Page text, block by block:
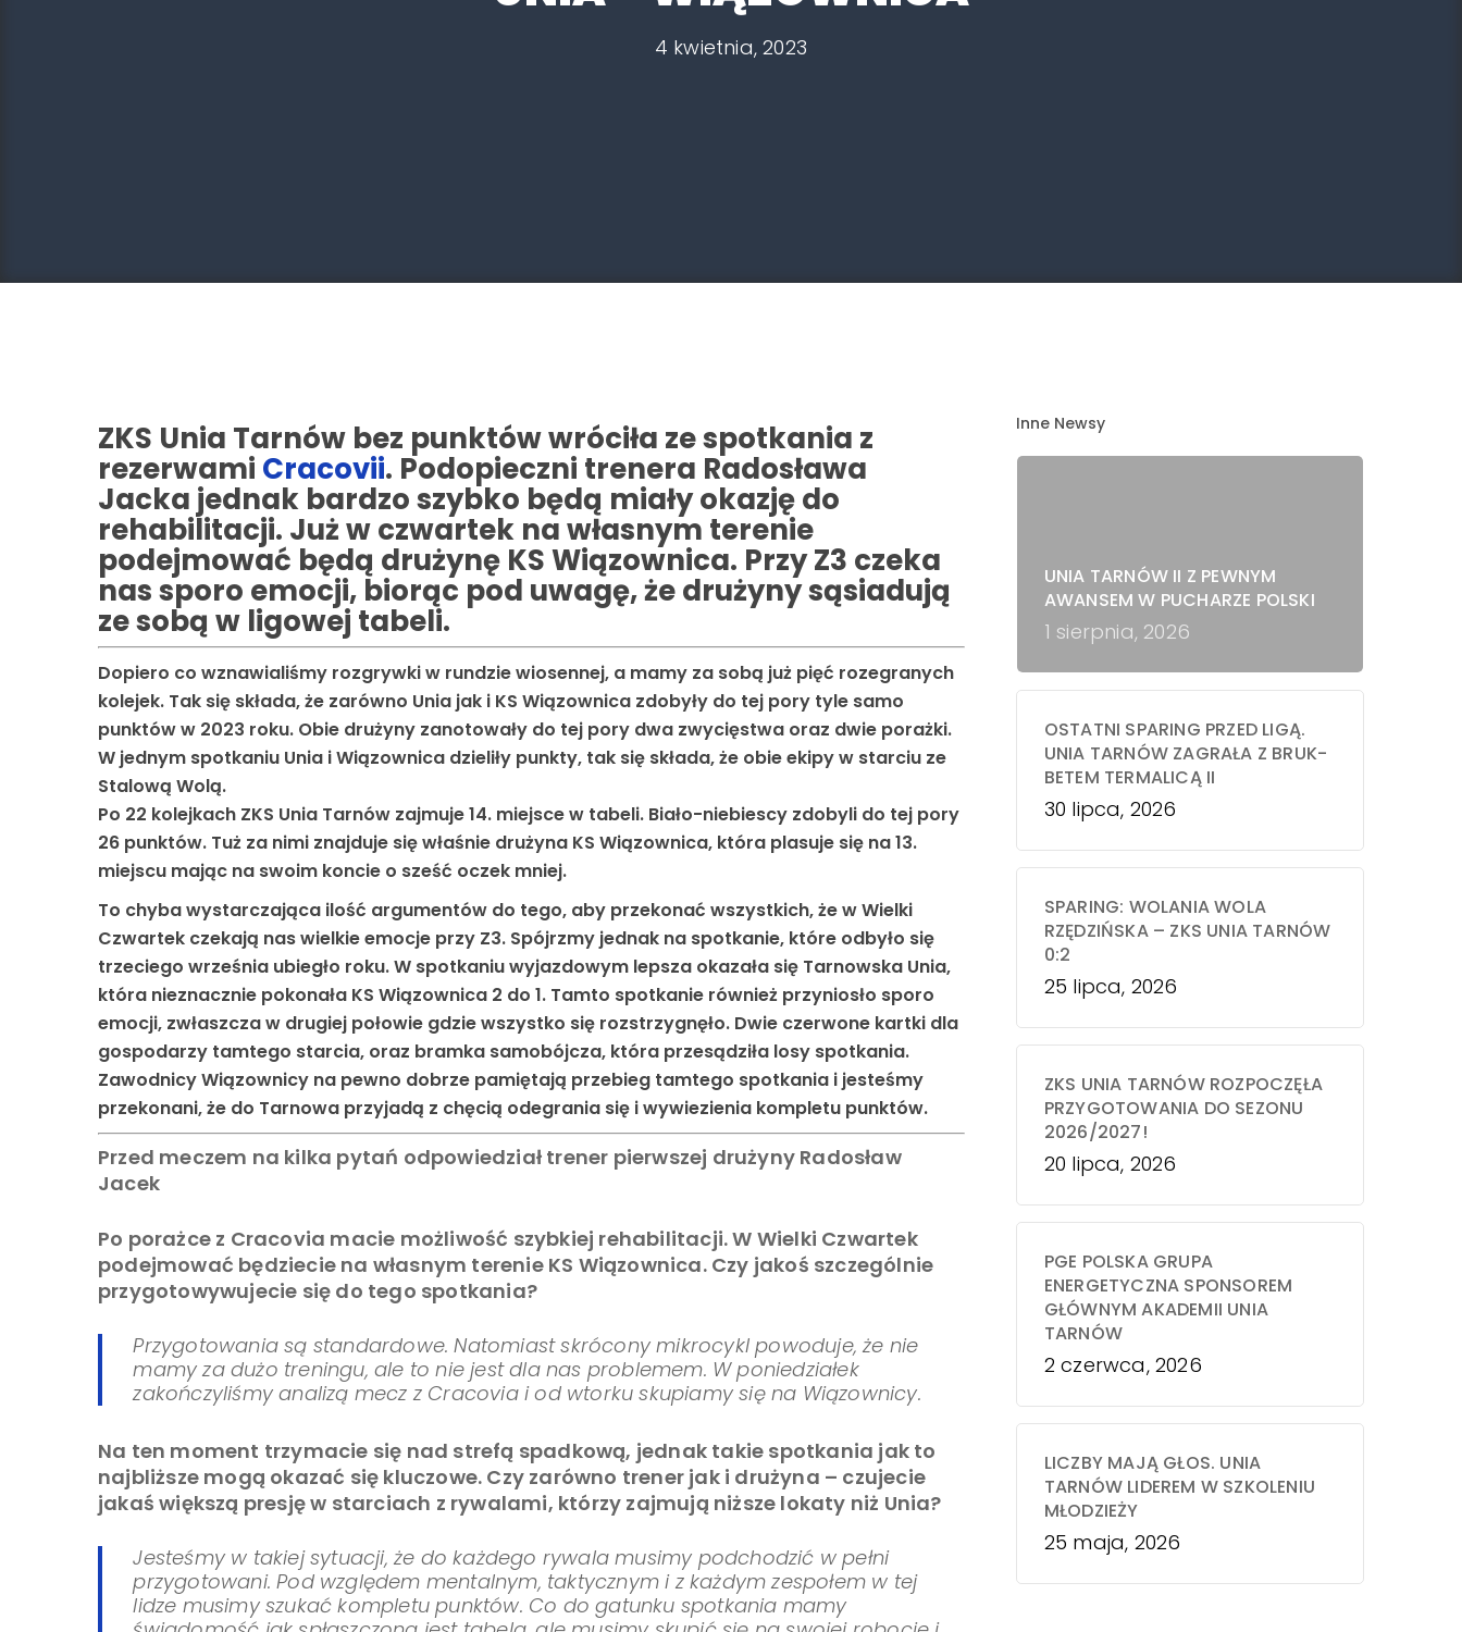
4 kwietnia, 2023
ZKS Unia Tarnów bez punktów wróciła ze spotkania z
rezerwami Cracovii. Podopieczni trenera Radosława
Jacka jednak bardzo szybko będą miały okazję do
rehabilitacji. Już w czwartek na własnym terenie
podejmować będą drużynę KS Wiązownica. Przy Z3 czeka
nas sporo emocji, biorąc pod uwagę, że drużyny sąsiadują
ze sobą w ligowej tabeli.
Dopiero co wznawialiśmy rozgrywki w rundzie wiosennej, a mamy za sobą już pięć rozegranych
kolejek. Tak się składa, że zarówno Unia jak i KS Wiązownica zdobyły do tej pory tyle samo
punktów w 2023 roku. Obie drużyny zanotowały do tej pory dwa zwycięstwa oraz dwie porażki.
W jednym spotkaniu Unia i Wiązownica dzieliły punkty, tak się składa, że obie ekipy w starciu ze
Stalową Wolą.
Po 22 kolejkach ZKS Unia Tarnów zajmuje 14. miejsce w tabeli. Biało-niebiescy zdobyli do tej pory
26 punktów. Tuż za nimi znajduje się właśnie drużyna KS Wiązownica, która plasuje się na 13.
miejscu mając na swoim koncie o sześć oczek mniej.
To chyba wystarczająca ilość argumentów do tego, aby przekonać wszystkich, że w Wielki
Czwartek czekają nas wielkie emocje przy Z3. Spójrzmy jednak na spotkanie, które odbyło się
trzeciego września ubiegło roku. W spotkaniu wyjazdowym lepsza okazała się Tarnowska Unia,
która nieznacznie pokonała KS Wiązownica 2 do 1. Tamto spotkanie również przyniosło sporo
emocji, zwłaszcza w drugiej połowie gdzie wszystko się rozstrzygnęło. Dwie czerwone kartki dla
gospodarzy tamtego starcia, oraz bramka samobójcza, która przesądziła losy spotkania.
Zawodnicy Wiązownicy na pewno dobrze pamiętają przebieg tamtego spotkania i jesteśmy
przekonani, że do Tarnowa przyjadą z chęcią odegrania się i wywiezienia kompletu punktów.
Przed meczem na kilka pytań odpowiedział trener pierwszej drużyny Radosław
Jacek
Po porażce z Cracovia macie możliwość szybkiej rehabilitacji. W Wielki Czwartek
podejmować będziecie na własnym terenie KS Wiązownica. Czy jakoś szczególnie
przygotowywujecie się do tego spotkania?
Przygotowania są standardowe. Natomiast skrócony mikrocykl powoduje, że nie
mamy za dużo treningu, ale to nie jest dla nas problemem. W poniedziałek
zakończyliśmy analizą mecz z Cracovia i od wtorku skupiamy się na Wiązownicy.
Na ten moment trzymacie się nad strefą spadkową, jednak takie spotkania jak to
najbliższe mogą okazać się kluczowe. Czy zarówno trener jak i drużyna – czujecie
jakaś większą presję w starciach z rywalami, którzy zajmują niższe lokaty niż Unia?
Jesteśmy w takiej sytuacji, że do każdego rywala musimy podchodzić w pełni
przygotowani. Pod względem mentalnym, taktycznym i z każdym zespołem w tej
lidze musimy szukać kompletu punktów. Co do gatunku spotkania mamy
Inne Newsy
UNIA TARNÓW II Z PEWNYM
AWANSEM W PUCHARZE POLSKI
1 sierpnia, 2026
OSTATNI SPARING PRZED LIGĄ.
UNIA TARNÓW ZAGRAŁA Z BRUK-
BETEM TERMALICĄ II
30 lipca, 2026
SPARING: WOLANIA WOLA
RZĘDZIŃSKA – ZKS UNIA TARNÓW
0:2
25 lipca, 2026
ZKS UNIA TARNÓW ROZPOCZĘŁA
PRZYGOTOWANIA DO SEZONU
2026/2027!
20 lipca, 2026
PGE POLSKA GRUPA
ENERGETYCZNA SPONSOREM
GŁÓWNYM AKADEMII UNIA
TARNÓW
2 czerwca, 2026
LICZBY MAJĄ GŁOS. UNIA
TARNÓW LIDEREM W SZKOLENIU
MŁODZIEŻY
25 maja, 2026